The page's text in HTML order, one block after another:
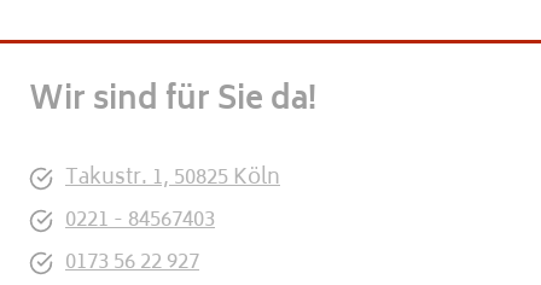
Wir sind für Sie da!
Takustr. 1, 50825 Köln
0221 - 84567403
0173 56 22 927